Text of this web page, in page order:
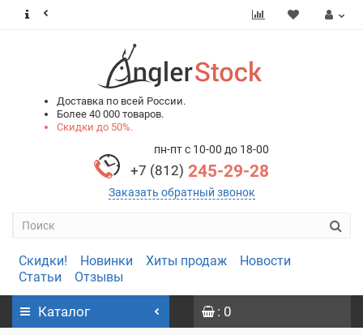
Доставка по всей России.
Более 40 000 товаров.
Скидки до 50%.
пн-пт с 10-00 до 18-00
+7 (812) 245-29-28
Заказать обратный звонок
Скидки! Новинки Хиты продаж
Новости
Статьи
Отзывы
Каталог : 0